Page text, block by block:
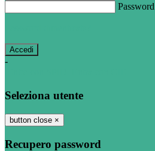
Password
-
Seleziona utente
button close ×
Recupero password